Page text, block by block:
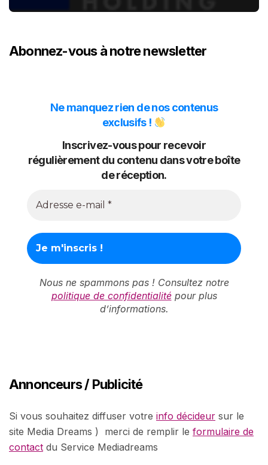
Abonnez-vous à notre newsletter
Ne manquez rien de nos contenus
exclusifs !
Inscrivez-vous pour recevoir
régulièrement du contenu dans votre boîte
de réception.
Nous ne spammons pas ! Consultez notre
politique de confidentialitépour plus
d’informations.
Annonceurs / Publicité
Si vous souhaitez diffuser votre info décideur sur le
site Media Dreams ) merci de remplir le formulaire de
contact du Service Mediadreams